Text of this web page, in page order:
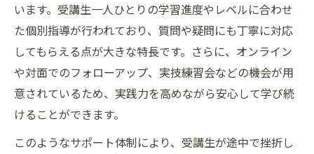
います。受講生一人ひとりの学習進度やレベルに合わせ
た個別指導が行われており、質問や疑問にも丁寧に対応
してもらえる点が大きな特長です。さらに、オンライン
や対面でのフォローアップ、実技練習会などの機会が用
意されているため、実践力を高めながら安心して学び続
けることができます。
このようなサポート体制により、受講生が途中で挫折し